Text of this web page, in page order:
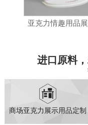
亚克力情趣用品
进口原料
商场亚克力展示用品定制